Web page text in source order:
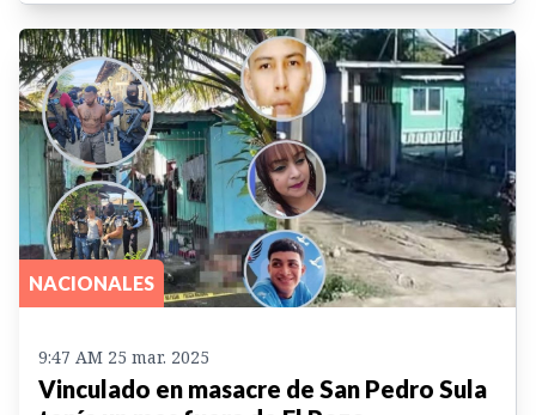
NACIONALES
9:47 AM 25 mar. 2025
Vinculado en masacre de San Pedro Sula